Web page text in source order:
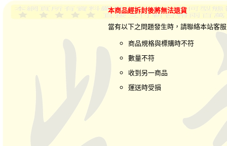
本商品經拆封後將無法退貨
當有以下之問題發生時，請聯絡本站客
商品規格與標購時不符
數量不符
收到另一商品
運送時受損